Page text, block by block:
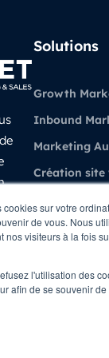
cookies sur votre
de vous. Nous
nos visiteurs à la fois
l'utilisation des
afin de se souvenir
Solutions
Growth
Inbound
Marketing
Création site
Experience